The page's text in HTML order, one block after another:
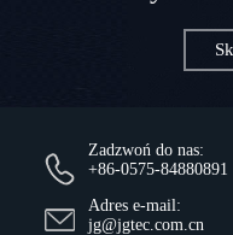
Zadzwoń do nas:
+86-0575-84880891
Adres e-mail:
jg@jgtec.com.cn